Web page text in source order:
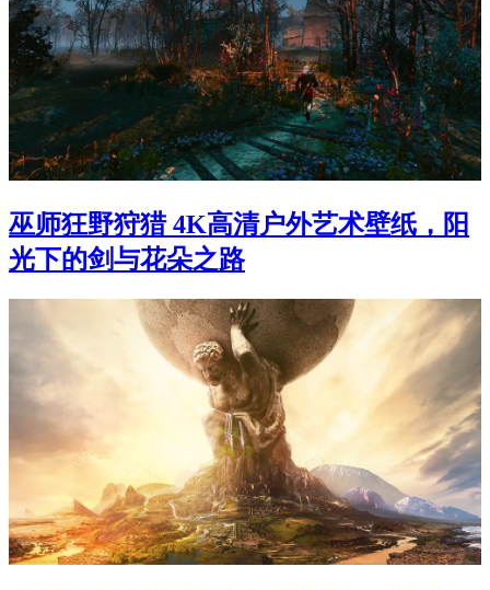
巫师狂野狩猎 4K高清户外艺术壁纸，阳
光下的剑与花朵之路